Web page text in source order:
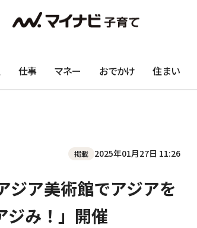
仕事 マネー おでかけ 住まい
掲載 2025年01月27日 11:26
ジア美術館でアジアを
ジみ！」開催